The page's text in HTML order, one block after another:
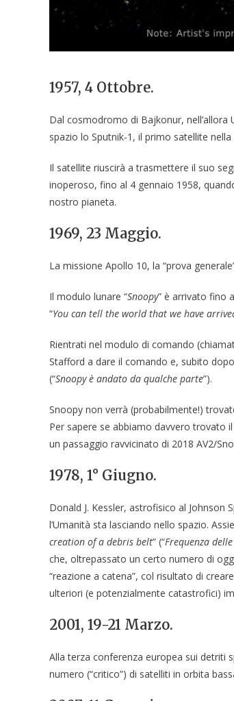
1957, 4 Ottobre.
Dal cosmodromo di Bajkonur,
spazio lo Sputnik-1, il primo satellite nella
Il satellite riuscirà a trasmettere il suo
inoperoso, fino al 4 gennaio 1958,
nostro pianeta.
1969, 23 Maggio.
La missione Apollo 10, la “prova
Il modulo lunare “Snoopy” è arrivato fino
“You can tell the world that we have
Rientrati nel modulo di comando
Stafford a dare il comando e, subito
(“Snoopy è andato da qualche parte”).
Snoopy non verrà (probabilmente!)
Per sapere se abbiamo davvero trovato
un passaggio ravvicinato di 2018 AV2/
1978, 1° Giugno.
Donald J. Kessler, astrofisico al Johnson
l’Umanità sta lasciando nello spazio.
creation of a debris belt” (“Frequenza
che, oltrepassato un certo numero di
“reazione a catena”, col risultato di
ulteriori (e potenzialmente catastrofici)
2001, 19-21 Marzo.
Alla terza conferenza europea sui detriti
numero (“critico”) di satelliti in orbita